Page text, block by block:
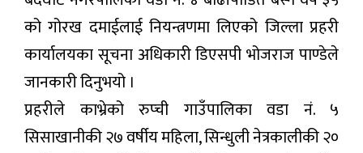
को गोरख दमाईलाई नियन्त्रणमा लिएको जिल्ला प्रहरी
कार्यालयका सूचना अधिकारी डिएसपी भोजराज पाण्डेले
जानकारी दिनुभयो ।
प्रहरीले काभ्रेको रुप्ची गाउँपालिका वडा नं. ५
सिसाखानीकी २७ वर्षीय महिला, सिन्धुली नेत्रकालीकी २०